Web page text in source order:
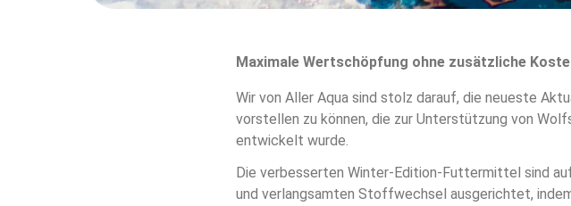
Maximale Wertschöpfung ohne zusätzliche
Wir von Aller Aqua sind stolz darauf, die neueste
vorstellen zu können, die zur Unterstützung von
entwickelt wurde.
Die verbesserten Winter-Edition-Futtermittel sind
und verlangsamten Stoffwechsel ausgerichtet,